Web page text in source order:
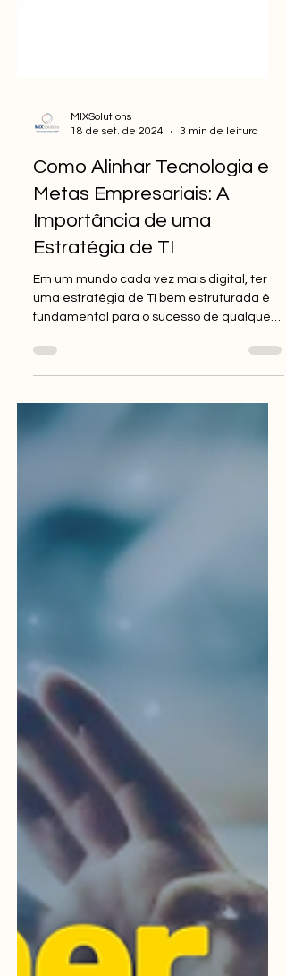
MIXSolutions
18 de set. de 2024
3 min de leitura
Como Alinhar Tecnologia e
Metas Empresariais: A
Importância de uma
Estratégia de TI
Em um mundo cada vez mais digital, ter
empresa.